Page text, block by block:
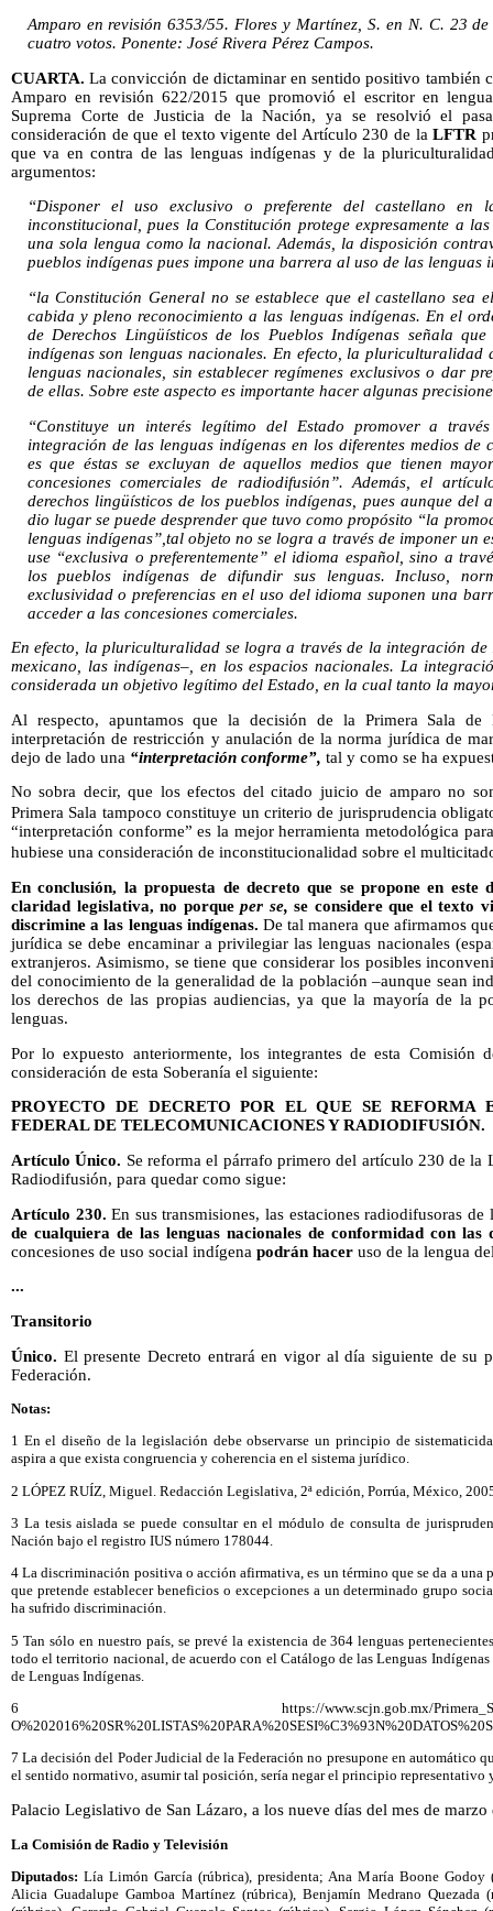
Amparo en revisión 6353/55. Flores y Martínez, S. en N. C. 23
cuatro votos. Ponente: José Rivera Pérez Campos.
CUARTA.La convicción de dictaminar en sentido positivo también
Amparo en revisión 622/2015 que promovió el escritor en
Suprema Corte de Justicia de la Nación, ya se resolvió el
consideración de que el texto vigente del Artículo 230 de laLFTR
que va en contra de las lenguas indígenas y de la
argumentos:
“Disponer el uso exclusivo o preferente del castellano en
inconstitucional, pues la Constitución protege expresamente a
una sola lengua como la nacional. Además, la disposición
pueblos indígenas pues impone una barrera al uso de las
“la Constitución General no se establece que el castellano sea
cabida y pleno reconocimiento a las lenguas indígenas. En el
de Derechos Lingüísticos de los Pueblos Indígenas señala
indígenas son lenguas nacionales. En efecto, la pluriculturalidad
lenguas nacionales, sin establecer regímenes exclusivos o dar
de ellas. Sobre este aspecto es importante hacer algunas
“Constituye un interés legítimo del Estado promover a
integración de las lenguas indígenas en los diferentes medios
es que éstas se excluyan de aquellos medios que tienen
concesiones comerciales de radiodifusión”. Además, el
derechos lingüísticos de los pueblos indígenas, pues aunque del
dio lugar se puede desprender que tuvo como propósito “la
lenguas indígenas”,tal objeto no se logra a través de imponer un
use “exclusiva o preferentemente” el idioma español, sino a
los pueblos indígenas de difundir sus lenguas. Incluso,
exclusividad o preferencias en el uso del idioma suponen una
acceder a las concesiones comerciales.
En efecto, la pluriculturalidad se logra a través de la integración
mexicano, las indígenas–, en los espacios nacionales. La
considerada un objetivo legítimo del Estado, en la cual tanto la
Al respecto, apuntamos que la decisión de la Primera Sala
interpretación de restricción y anulación de la norma jurídica de
dejo de lado una “interpretación conforme”, tal y como se ha
No sobra decir, que los efectos del citado juicio de amparo no
Primera Sala tampoco constituye un criterio de jurisprudencia
“interpretación conforme” es la mejor herramienta metodológica
hubiese una consideración de inconstitucionalidad sobre el
En conclusión, la propuesta de decreto que se propone en este
claridad legislativa, no porqueper se, se considere que el texto
discrimine a las lenguas indígenas. De tal manera que afirmamos
jurídica se debe encaminar a privilegiar las lenguas nacionales
extranjeros. Asimismo, se tiene que considerar los posibles
del conocimiento de la generalidad de la población –aunque sean
los derechos de las propias audiencias, ya que la mayoría de la
lenguas.
Por lo expuesto anteriormente, los integrantes de esta Comisión
consideración de esta Soberanía el siguiente:
PROYECTO DE DECRETO POR EL QUE SE
FEDERAL DE TELECOMUNICACIONES Y RADIODIFUSIÓN.
Artículo Único. Se reforma el párrafo primero del artículo 230 de la
Radiodifusión, para quedar como sigue:
Artículo 230. En sus transmisiones, las estaciones radiodifusoras
de cualquiera de las lenguas nacionales de conformidad con las
concesiones de uso social indígena podrán hacer uso de la lengua
...
Transitorio
Único. El presente Decreto entrará en vigor al día siguiente de
Federación.
Notas:
1 En el diseño de la legislación debe observarse un principio de
aspira a que exista congruencia y coherencia en el sistema jurídico.
2 LÓPEZ RUÍZ, Miguel. Redacción Legislativa, 2ª edición, Porrúa, México,
3 La tesis aislada se puede consultar en el módulo de consulta de
Nación bajo el registro IUS número 178044.
4 La discriminación positiva o acción afirmativa, es un término que se da a
que pretende establecer beneficios o excepciones a un determinado grupo
ha sufrido discriminación.
5 Tan sólo en nuestro país, se prevé la existencia de 364 lenguas
todo el territorio nacional, de acuerdo con el Catálogo de las Lenguas
de Lenguas Indígenas.
6 https://www.scjn.gob.mx/Primera_Sala/
7 La decisión del Poder Judicial de la Federación no presupone en automático
el sentido normativo, asumir tal posición, sería negar el principio representativo
Palacio Legislativo de San Lázaro, a los nueve días del mes de
La Comisión de Radio y Televisión
Diputados: Lía Limón García (rúbrica), presidenta; Ana María Boone Godoy
Alicia Guadalupe Gamboa Martínez (rúbrica), Benjamín Medrano Quezada